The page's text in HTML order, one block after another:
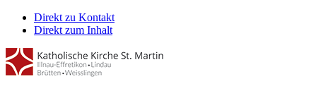
Direkt zu Kontakt
Direkt zum Inhalt